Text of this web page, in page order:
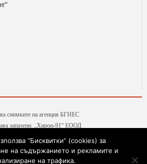
снимките на агенция БГНЕС
запазени. „Хирон-91“ ЕООД
и мнения“ са авторски, на колумнистите на ИЖ.
“Бисквитки” (cookies) за
на съдържанието и рекламите и
на трафика.